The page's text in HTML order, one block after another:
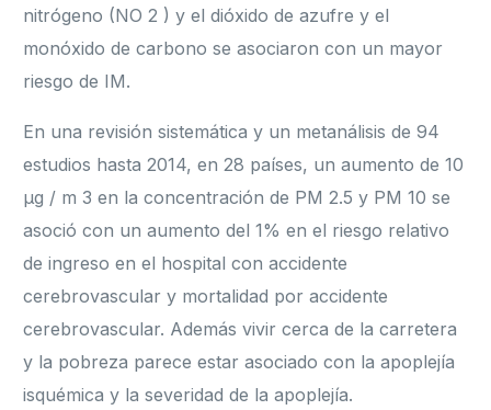
nitrógeno (NO 2 ) y el dióxido de azufre y el
monóxido de carbono se asociaron con un mayor
riesgo de IM.
En una revisión sistemática y un metanálisis de 94
estudios hasta 2014, en 28 países, un aumento de 10
μg / m 3 en la concentración de PM 2.5 y PM 10 se
asoció con un aumento del 1% en el riesgo relativo
de ingreso en el hospital con accidente
cerebrovascular y mortalidad por accidente
cerebrovascular. Además vivir cerca de la carretera
y la pobreza parece estar asociado con la apoplejía
isquémica y la severidad de la apoplejía.